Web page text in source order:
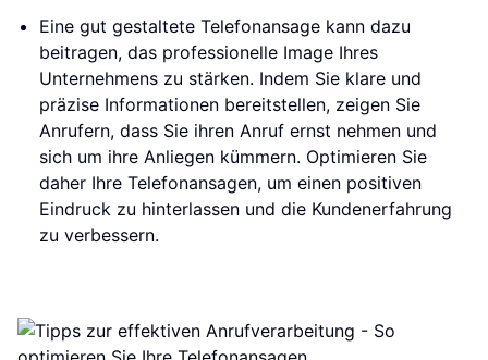
Eine gut gestaltete Telefonansage kann dazu
beitragen, das professionelle Image Ihres
Unternehmens zu stärken. Indem Sie klare und
präzise Informationen bereitstellen, zeigen Sie
Anrufern, dass Sie ihren Anruf ernst nehmen und
sich um ihre Anliegen kümmern. Optimieren Sie
daher Ihre Telefonansagen, um einen positiven
Eindruck zu hinterlassen und die Kundenerfahrung
zu verbessern.